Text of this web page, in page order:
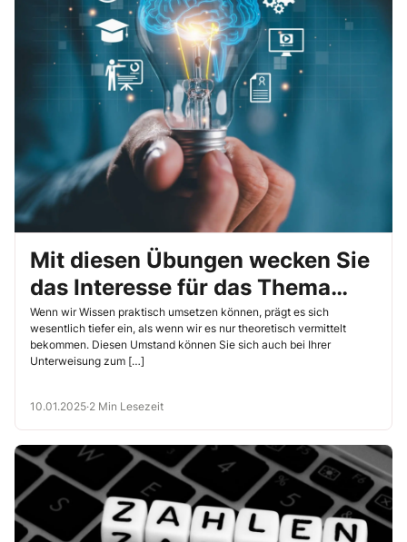
Mit diesen Übungen wecken Sie
das Interesse für das Thema
„Beleuchtung“
Wenn wir Wissen praktisch umsetzen können, prägt es sich
wesentlich tiefer ein, als wenn wir es nur theoretisch vermittelt
bekommen. Diesen Umstand können Sie sich auch bei Ihrer
Unterweisung zum […]
10.01.2025·2 Min Lesezeit